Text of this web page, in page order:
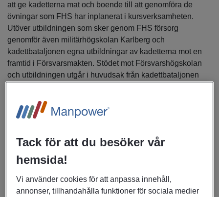
att ge kadetterna mat och boende till att genomföra de
övningar som FHS har inplanerat i kursverksamheten.
Utöver utbildningen som sker genom FHS försorg
genomför även militärhögskolan Karlberg och
kadettbataljonen egna utbildningar av kadetterna mot en
framtid i Försvarsmakten. Stödet mot Försvarshögskolan
och utbildningen utgår i huvudsak från kadettbataljonen
planeringsavdelningen med huvudsaklig uppgift att
Officersprogrammet, OP. Befattningens som
planeringsofficer innebär långsiktig planering och
Planeringsavdelningen arbetar till stor del i projektform
med enskilt ansvar för respektive projekt. Detta kan
Tack för att du besöker vår
hemsida!
Vi använder cookies för att anpassa innehåll,
annonser, tillhandahålla funktioner för sociala medier